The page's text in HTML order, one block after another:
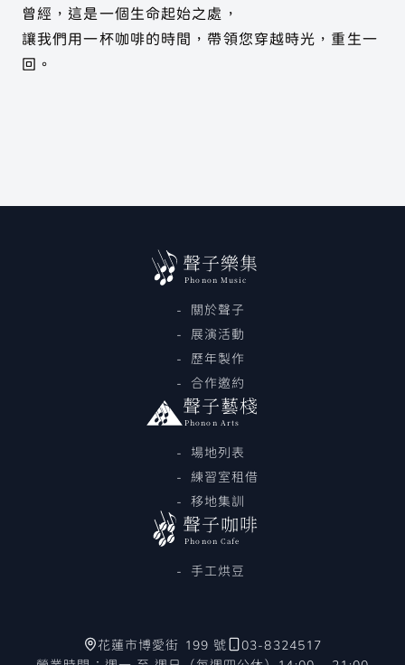
曾經，這是一個生命起始之處，
讓我們用一杯咖啡的時間，帶領您穿越時光，重生一
回。
聲子樂集
Phonon Music
關於聲子
展演活動
歷年製作
合作邀約
聲子藝棧
Phonon Arts
場地列表
練習室租借
移地集訓
聲子咖啡
Phonon Cafe
手工烘豆
花蓮市博愛街 199 號
03-8324517